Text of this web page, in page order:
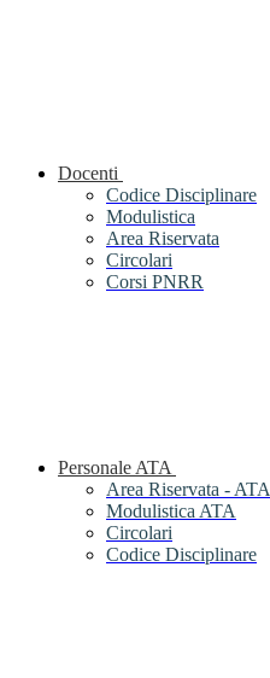
Docenti
Codice Disciplinare
Modulistica
Area Riservata
Circolari
Corsi PNRR
Personale ATA
Area Riservata - ATA
Modulistica ATA
Circolari
Codice Disciplinare